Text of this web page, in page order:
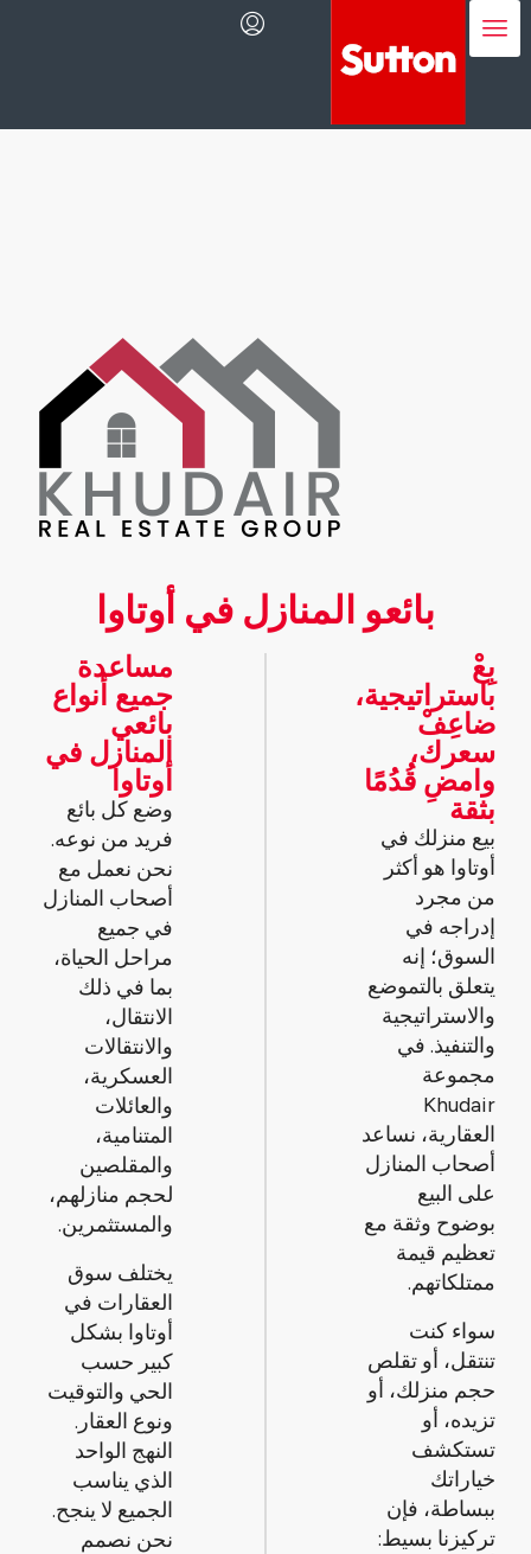
بائعو المنازل في أوتاوا
بِعْ
باستراتيجية،
ضاعِفْ
سعرك،
وامضِ قُدُمًا
بثقة
بيع منزلك في
أوتاوا هو أكثر
من مجرد
إدراجه في
السوق؛ إنه
يتعلق بالتموضع
والاستراتيجية
والتنفيذ. في
مجموعة
Khudair
العقارية، نساعد
أصحاب المنازل
على البيع
بوضوح وثقة مع
تعظيم قيمة
ممتلكاتهم.
سواء كنت
تنتقل، أو تقلص
حجم منزلك، أو
تزيده، أو
تستكشف
خياراتك
ببساطة، فإن
تركيزنا بسيط:
مساعدة
جميع أنواع
بائعي
المنازل في
أوتاوا
وضع كل بائع
فريد من نوعه.
نحن نعمل مع
أصحاب المنازل
في جميع
مراحل الحياة،
بما في ذلك
الانتقال،
والانتقالات
العسكرية،
والعائلات
المتنامية،
والمقلصين
لحجم منازلهم،
والمستثمرين.
يختلف سوق
العقارات في
أوتاوا بشكل
كبير حسب
الحي والتوقيت
ونوع العقار.
النهج الواحد
الذي يناسب
الجميع لا ينجح.
نحن نصمم